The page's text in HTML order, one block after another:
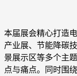
本届展会精心打造
产业展、节能降碳
景展示区等多个主
点与痛点。同时围